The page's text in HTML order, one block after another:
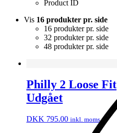
Product ID
Vis 16 produkter pr. side
16 produkter pr. side
32 produkter pr. side
48 produkter pr. side
Philly 2 Loose Fit
Udgået
DKK 795.00 inkl. moms